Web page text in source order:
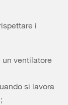
i
ventilatore
si lavora